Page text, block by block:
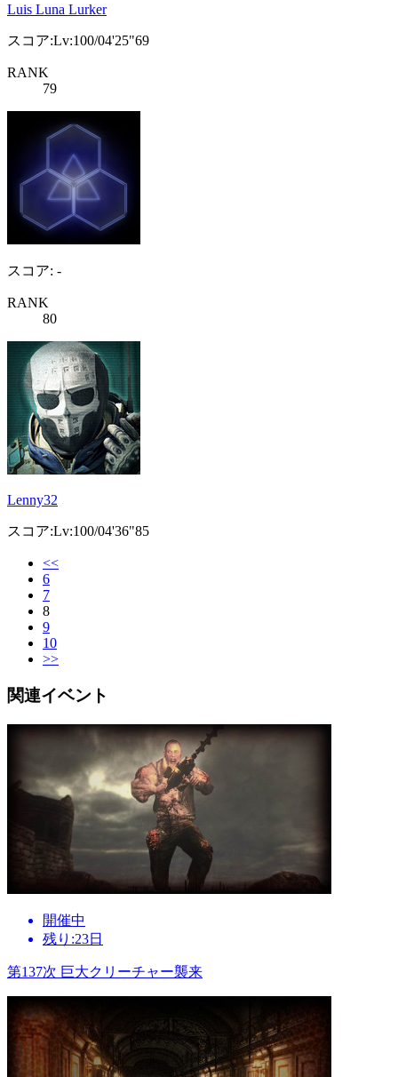
Luis Luna Lurker
スコア:Lv:100/04'25"69
RANK
79
スコア: -
RANK
80
Lenny32
スコア:Lv:100/04'36"85
<<
6
7
8
9
10
>>
関連イベント
開催中
残り:23日
第137次 巨大クリーチャー襲来